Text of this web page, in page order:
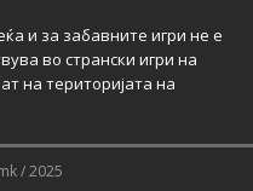
и за забавните игри не е
во странски игри на
на територијата на
/ 2025